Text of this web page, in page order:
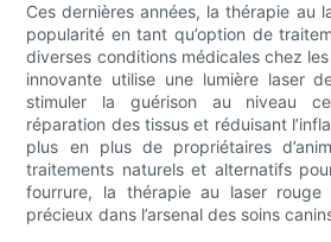
Ces dernières années, la thérapie au
popularité en tant qu’option de
diverses conditions médicales chez
innovante utilise une lumière laser
stimuler la guérison au niveau
réparation des tissus et réduisant
plus en plus de propriétaires
traitements naturels et alternatifs
fourrure, la thérapie au laser
précieux dans l’arsenal des soins